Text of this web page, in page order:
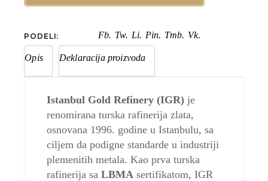
PODELI: Fb. Tw. Li. Pin. Tmb. Vk.
Opis Deklaracija proizvoda
Istanbul Gold Refinery (IGR) je
renomirana turska rafinerija zlata,
osnovana 1996. godine u Istanbulu, sa
ciljem da podigne standarde u industriji
plemenitih metala. Kao prva turska
rafinerija saLBMA sertifikatom, IGR